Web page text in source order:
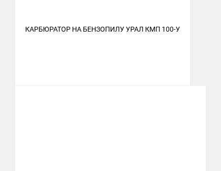
КАРБЮРАТОР НА БЕНЗОПИЛУ УРАЛ КМП 100-У